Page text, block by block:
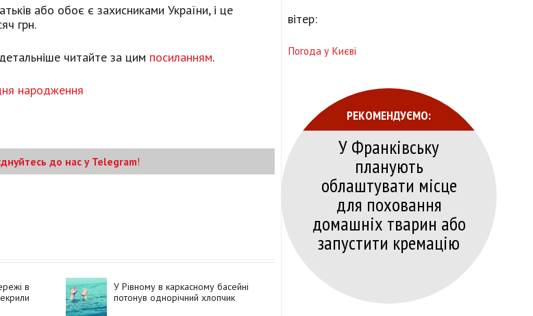
або обоє є захисниками України, і це
грн.
читайте за цим посиланням.
народження
до нас у Telegram!
в
У Рівному в каркасному басейні
потонув однорічний хлопчик
вітер:
Погода у Києві
РЕКОМЕНДУЄМО:
У Франківську
планують
облаштувати місце
для поховання
домашніх тварин або
запустити кремацію